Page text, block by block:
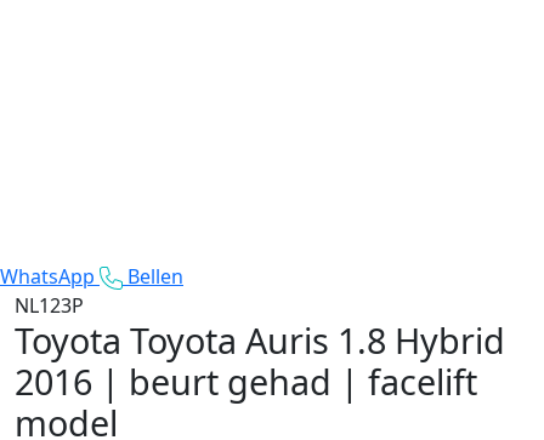
WhatsApp
Bellen
NL123P
Toyota Toyota Auris 1.8 Hybrid
2016 | beurt gehad | facelift
model